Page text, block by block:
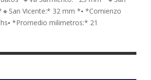
Vicente:* 32 mm *▪️ *Comienzo
*Promedio milimetros:* 21